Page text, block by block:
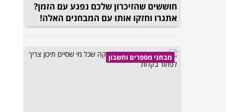
חוששים שהזיכרון שלכם נפגע עם הזמן?
אתגרו וחזקו אותו עם המבחנים האלה!
מבחני מספרים וחשבון